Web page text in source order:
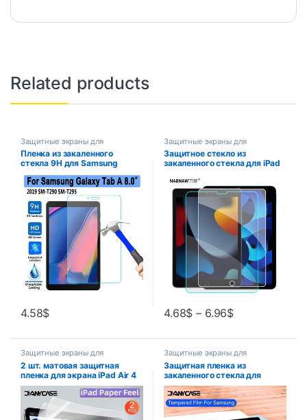
Related products
Защитные экраны для
планшетов
Пленка из закаленного
стекла 9H для Samsung
Galaxy Tab A 8.0 2019 T290
T295 T297 SM-T290,
защитная стеклянная пленка
для экрана планшета
4.58$
Защитные экраны для
планшетов
Защитное стекло из
закаленного стекла для iPad
Новый iPad 10 9 8 7 6 5 Air 4 3
2 Mini iPad 2020 2021 2022
4.68$ – 6.96$
Защитные экраны для
планшетов
2 шт. матовая защитная
пленка для экрана iPad Air 4
5 10,9 10th 2022 Pro 11 9,7
10,2 7/8/9 Mini 6 пленка для
письма
Защитные экраны для
планшетов
Защитная пленка из
закаленного стекла для
Samsung Galaxy Tab S6 lite
S5E S7 S8 Tab A7 A8 A 8.0 9.7
10.1 10.4 10.5 11 2021 2020
2022